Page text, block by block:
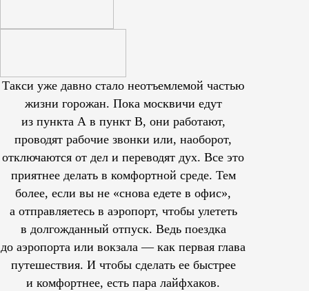
Такси уже давно стало неотъемлемой частью
жизни горожан. Пока москвичи едут
из пункта А в пункт В, они работают,
проводят рабочие звонки или, наоборот,
отключаются от дел и переводят дух. Все это
приятнее делать в комфортной среде. Тем
более, если вы не «снова едете в офис»,
а отправляетесь в аэропорт, чтобы улететь
в долгожданный отпуск. Ведь поездка
до аэропорта или вокзала — как первая глава
путешествия. И чтобы сделать ее быстрее
и комфортнее, есть пара лайфхаков.